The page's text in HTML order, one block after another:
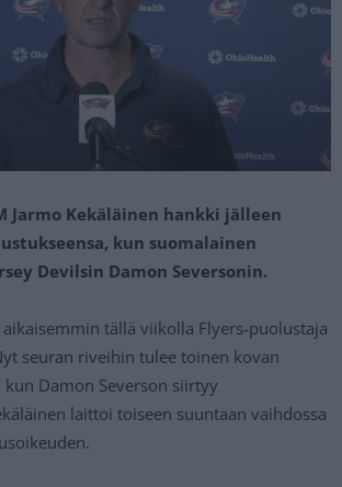
Jarmo Kekäläinen hankki jälleen
kun suomalainen
Devilsin Damon Seversonin.
tällä viikolla Flyers-puolustaja
seuran riveihin tulee toinen kovan
Damon Severson siirtyy
laittoi toiseen suuntaan vaihdossa